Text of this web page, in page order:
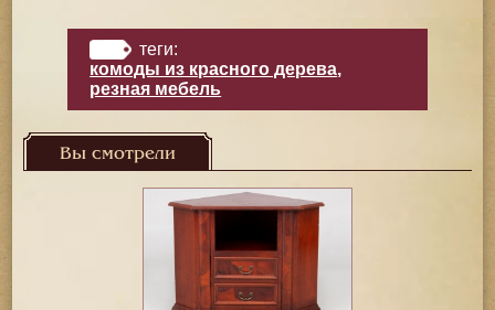
теги:
комоды из красного дерева,
резная мебель
Вы смотрели